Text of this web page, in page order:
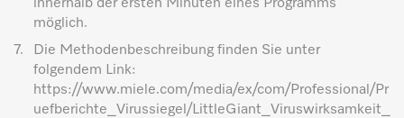
innerhalb der ersten Minuten eines Programms
möglich.
7.
Die Methodenbeschreibung finden Sie unter
folgendem Link:
https://www.miele.com/media/ex/com/Professional/Pr
uefberichte_Virussiegel/LittleGiant_Viruswirksamkeit_